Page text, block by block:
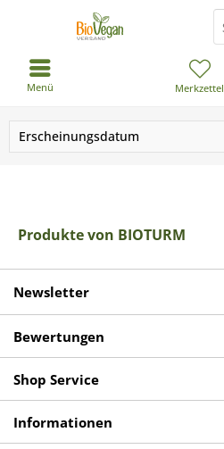
Merkzettel
Menü
Produkte von BIOTURM
Newsletter
Bewertungen
Shop Service
Informationen